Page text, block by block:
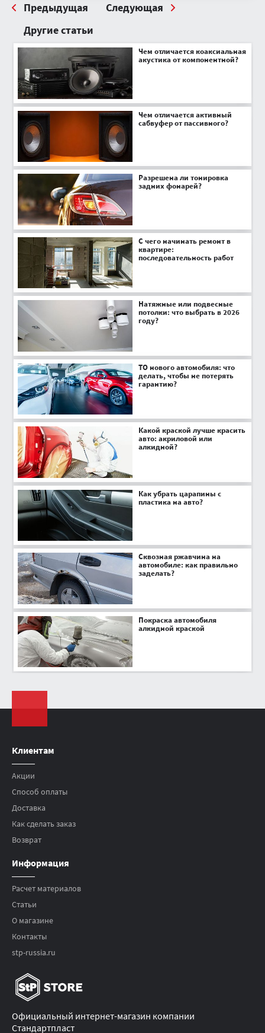
Предыдущая
Следующая
Другие статьи
Чем отличается коаксиальная
акустика от компонентной?
Чем отличается активный
сабвуфер от пассивного?
Разрешена ли тонировка
задних фонарей?
С чего начинать ремонт в
квартире:
последовательность работ
Натяжные или подвесные
потолки: что выбрать в 2026
году?
ТО нового автомобиля: что
делать, чтобы не потерять
гарантию?
Какой краской лучше красить
авто: акриловой или
алкидной?
Как убрать царапины с
пластика на авто?
Сквозная ржавчина на
автомобиле: как правильно
заделать?
Покраска автомобиля
алкидной краской
Клиентам
Акции
Способ оплаты
Доставка
Как сделать заказ
Возврат
Информация
Расчет материалов
Статьи
О магазине
Контакты
stp-russia.ru
Официальный интернет-магазин компании
Стандартпласт